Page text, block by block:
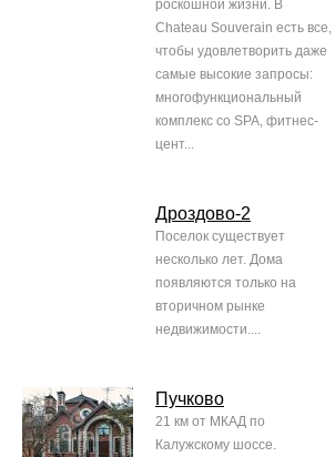
роскошной жизни. В
Chateau Souverain есть все,
чтобы удовлетворить даже
самые высокие запросы:
многофункциональный
комплекс со SPA, фитнес-
цент...
Дроздово-2
Поселок существует
несколько лет. Дома
появляются только на
вторичном рынке
недвижимости....
Пучково
21 км от МКАД по
Калужскому шоссе.